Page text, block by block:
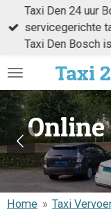
direct
naar
hoofdinhoudTaxi
Taxi Den 24 uur
servicegerichte
Taxi Den Bosch
Home » Taxi